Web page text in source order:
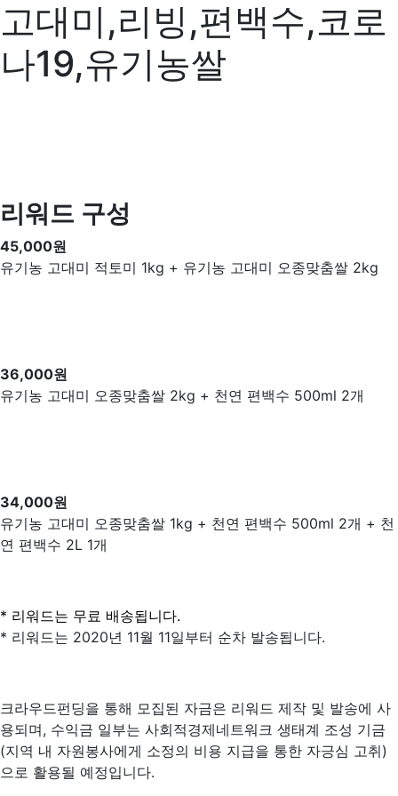
고대미,리빙,편백수,코로
나19,유기농쌀
리워드 구성
45,000원
유기농 고대미 적토미 1kg + 유기농 고대미 오종맞춤쌀 2kg
36,000원
유기농 고대미 오종맞춤쌀 2kg + 천연 편백수 500ml 2개
34,000원
유기농 고대미 오종맞춤쌀 1kg + 천연 편백수 500ml 2개 + 천
연 편백수 2L 1개
* 리워드는 무료 배송됩니다.
* 리워드는 2020년 11월 11일부터 순차 발송됩니다.
크라우드펀딩을 통해 모집된 자금은 리워드 제작 및 발송에 사
용되며, 수익금 일부는 사회적경제네트워크 생태계 조성 기금
(지역 내 자원봉사에게 소정의 비용 지급을 통한 자긍심 고취)
으로 활용될 예정입니다.